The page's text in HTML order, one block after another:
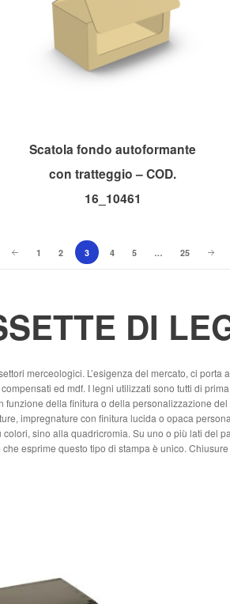
Scatola fondo autoformante
con tratteggio – COD.
16_10461
1 2 3 4 5 … 25
DI
merceologici. L’esigenza del mercato, ci
ed mdf. I legni utilizzati sono tutti di
della finitura o della personalizzazione
impregnature con finitura lucida o opaca
sino alla quadricromia. Su uno o più lati del
esprime questo tipo di stampa è unico.